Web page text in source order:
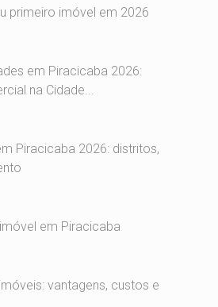
primeiro imóvel em 2026
em Piracicaba 2026:
na Cidade...
Piracicaba 2026: distritos,
em Piracicaba
vantagens, custos e